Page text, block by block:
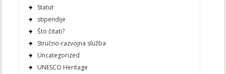
Statut
stipendije
Što čitati?
Stručno-razvojna služba
Uncategorized
UNESCO Heritage